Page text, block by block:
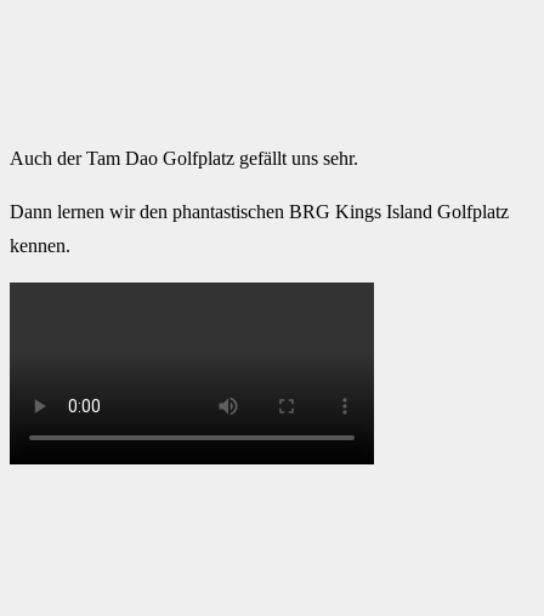
Auch der Tam Dao Golfplatz gefällt uns sehr.
Dann lernen wir den phantastischen BRG Kings Island Golfplatz
kennen.